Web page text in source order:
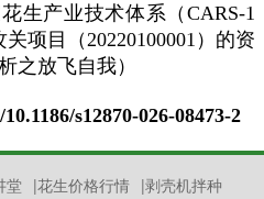
花生产业技术体系（CARS-1
项目（20220100001）的资
之放飞自我）
s12870-026-08473-2
堂 |花生价格行情 |剥壳机拌种